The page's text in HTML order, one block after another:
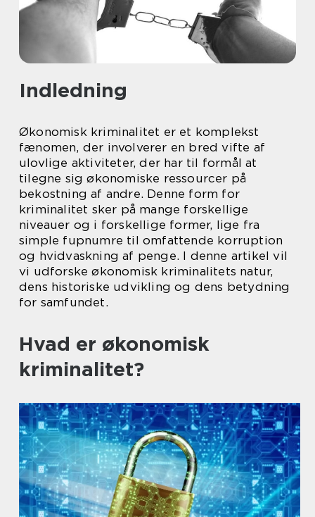
Indledning
Økonomisk kriminalitet er et komplekst
fænomen, der involverer en bred vifte af
ulovlige aktiviteter, der har til formål at
tilegne sig økonomiske ressourcer på
bekostning af andre. Denne form for
kriminalitet sker på mange forskellige
niveauer og i forskellige former, lige fra
simple fupnumre til omfattende korruption
og hvidvaskning af penge. I denne artikel vil
vi udforske økonomisk kriminalitets natur,
dens historiske udvikling og dens betydning
for samfundet.
Hvad er økonomisk
kriminalitet?